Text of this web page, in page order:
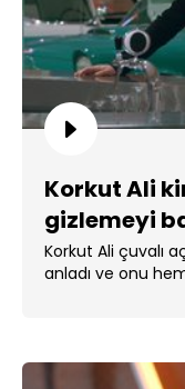
Korkut Ali
gizlemeyi
Korkut Ali çuvalı
anladı ve onu